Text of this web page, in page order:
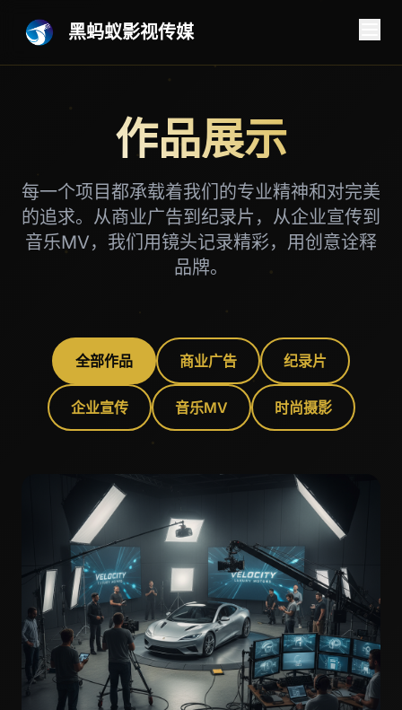
黑蚂蚁影视传媒
作品展示
每一个项目都承载着我们的专业精神和对完美
的追求。从商业广告到纪录片，从企业宣传到
音乐MV，我们用镜头记录精彩，用创意诠释
品牌。
全部作品 商业广告 纪录片
企业宣传 音乐MV 时尚摄影